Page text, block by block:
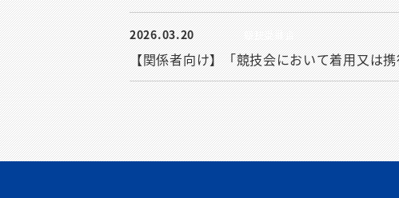
2026.03.20 競技委員会
【関係者向け】「競技会において着用又は